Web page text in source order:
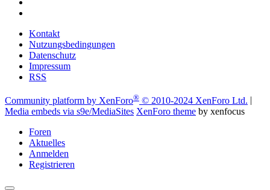
Kontakt
Nutzungsbedingungen
Datenschutz
Impressum
RSS
Community platform by XenForo® © 2010-2024 XenForo Ltd.
Media embeds via s9e/MediaSites XenForo theme by xenfocus
Foren
Aktuelles
Anmelden
Registrieren